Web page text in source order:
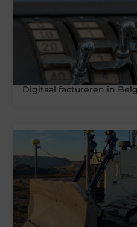
Digitaal factureren in